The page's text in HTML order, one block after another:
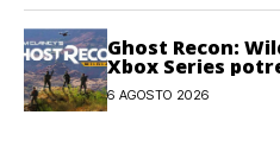
Ghost Recon:
Xbox Series
6 AGOSTO 2026